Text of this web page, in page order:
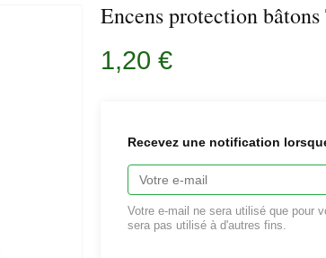
Encens protection
1,20 €
Recevez une notification
Votre e-mail ne sera utilisé que pour
sera pas utilisé à d'autres fins.